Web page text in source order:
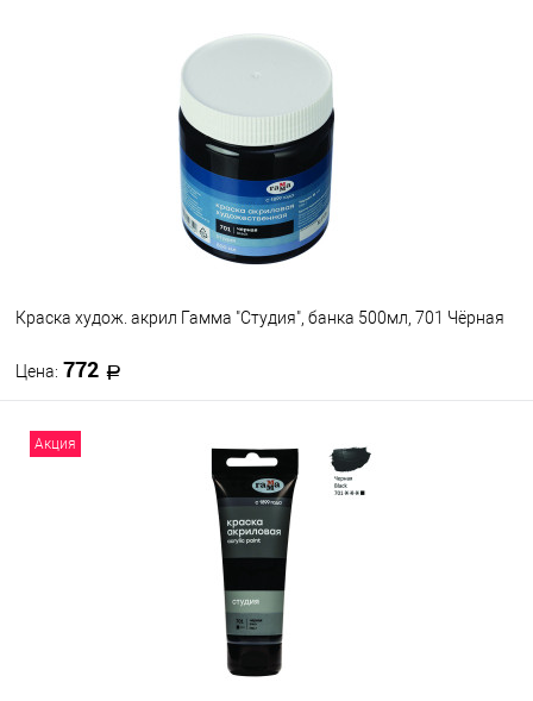
В наличии
Краска худож. акрил Гамма "Студия", банка 500мл, 701 Чёрная
Цена: 772
В наличии
Акция